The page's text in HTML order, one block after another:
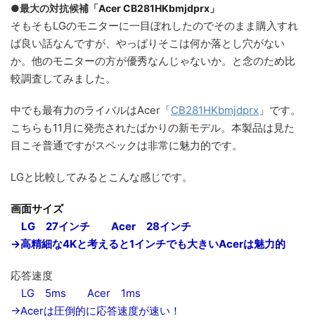
●最大の対抗候補「Acer CB281HKbmjdprx」
そもそもLGのモニターに一目ぼれしたのでそのまま購入すれ
ば良い話なんですが、やっぱりそこは何か落とし穴がない
か。他のモニターの方が優秀なんじゃないか。と念のため比
較調査してみました。
中でも最有力のライバルはAcer「CB281HKbmjdprx 」です。
こちらも11月に発売されたばかりの新モデル。本製品は見た
目こそ普通ですがスペックは非常に魅力的です。
LGと比較してみるとこんな感じです。
画面サイズ
LG 27インチ Acer 28インチ
→高精細な4Kと考えると1インチでも大きいAcerは魅力的
応答速度
LG 5ms Acer 1ms
→Acerは圧倒的に応答速度が速い！